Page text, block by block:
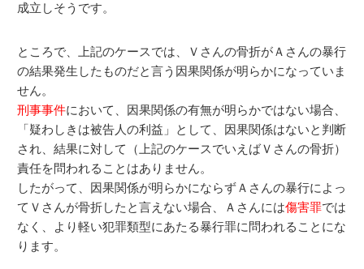
成立しそうです。
ところで、上記のケースでは、Ｖさんの骨折がＡさんの暴行
の結果発生したものだと言う因果関係が明らかになっていま
せん。
刑事事件において、因果関係の有無が明らかではない場合、
「疑わしきは被告人の利益」として、因果関係はないと判断
され、結果に対して（上記のケースでいえばＶさんの骨折）
責任を問われることはありません。
したがって、因果関係が明らかにならずＡさんの暴行によっ
てＶさんが骨折したと言えない場合、Ａさんには傷害罪では
なく、より軽い犯罪類型にあたる暴行罪に問われることにな
ります。